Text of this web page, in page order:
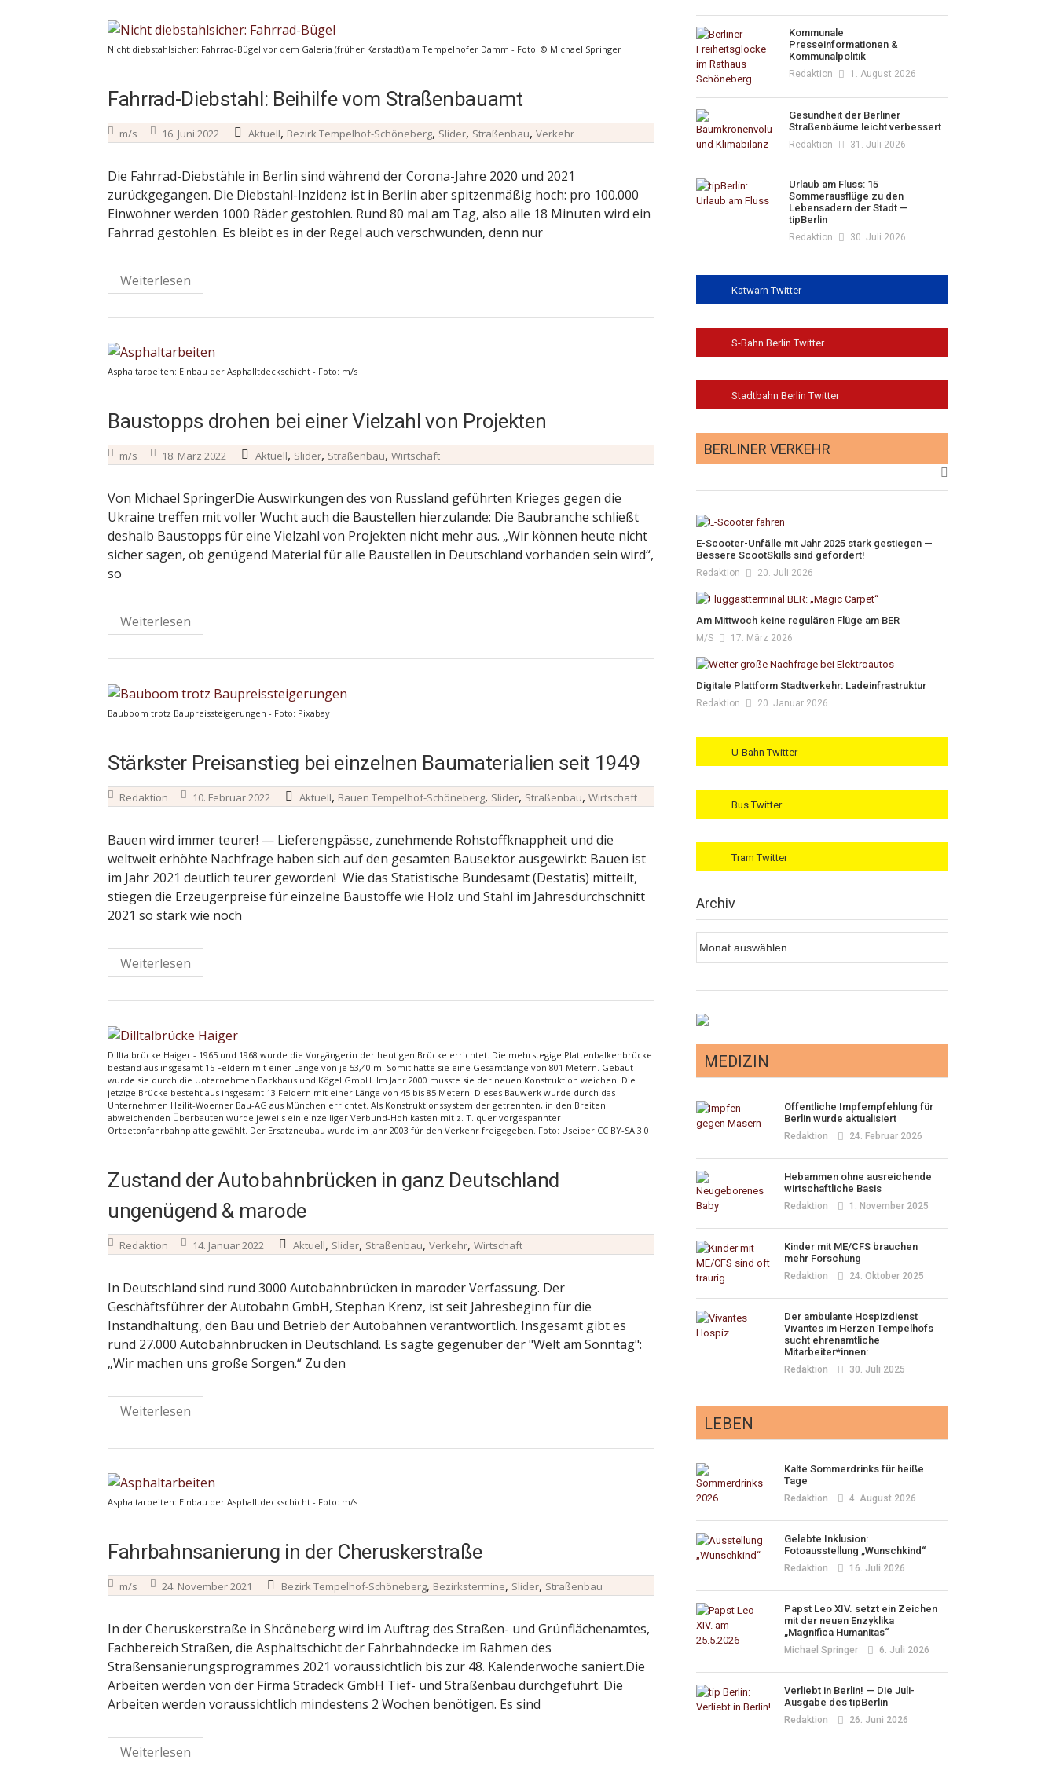
Nicht diebstahlsicher: Fahrrad-Bügel vor dem Galeria (früher Karstadt) am Tempelhofer Damm - Foto: © Michael Springer
Fahrrad-Diebstahl: Beihilfe vom Straßenbauamt
m/s 16. Juni 2022 Aktuell, Bezirk Tempelhof-Schöneberg, Slider, Straßenbau, Verkehr
Die Fahrrad-Diebstähle in Berlin sind während der Corona-Jahre 2020 und 2021
zurückgegangen. Die Diebstahl-Inzidenz ist in Berlin aber spitzenmäßig hoch: pro 100.000
Einwohner werden 1000 Räder gestohlen. Rund 80 mal am Tag, also alle 18 Minuten wird ein
Fahrrad gestohlen. Es bleibt es in der Regel auch verschwunden, denn nur
Weiterlesen
Asphaltarbeiten: Einbau der Asphalltdeckschicht - Foto: m/s
Baustopps drohen bei einer Vielzahl von Projekten
m/s 18. März 2022 Aktuell, Slider, Straßenbau, Wirtschaft
Von Michael SpringerDie Auswirkungen des von Russland geführten Krieges gegen die
Ukraine treffen mit voller Wucht auch die Baustellen hierzulande: Die Baubranche schließt
deshalb Baustopps für eine Vielzahl von Projekten nicht mehr aus. „Wir können heute nicht
sicher sagen, ob genügend Material für alle Baustellen in Deutschland vorhanden sein wird“,
so
Weiterlesen
Bauboom trotz Baupreissteigerungen - Foto: Pixabay
Stärkster Preisanstieg bei einzelnen Baumaterialien seit 1949
Redaktion 10. Februar 2022 Aktuell, Bauen Tempelhof-Schöneberg, Slider, Straßenbau, Wirtschaft
Bauen wird immer teurer! — Lieferengpässe, zunehmende Rohstoffknappheit und die
weltweit erhöhte Nachfrage haben sich auf den gesamten Bausektor ausgewirkt: Bauen ist
im Jahr 2021 deutlich teurer geworden! Wie das Statistische Bundesamt (Destatis) mitteilt,
stiegen die Erzeugerpreise für einzelne Baustoffe wie Holz und Stahl im Jahresdurchschnitt
2021 so stark wie noch
Weiterlesen
Dilltalbrücke Haiger - 1965 und 1968 wurde die Vorgängerin der heutigen Brücke errichtet. Die mehrstegige Plattenbalkenbrücke
bestand aus insgesamt 15 Feldern mit einer Länge von je 53,40 m. Somit hatte sie eine Gesamtlänge von 801 Metern. Gebaut
wurde sie durch die Unternehmen Backhaus und Kögel GmbH. Im Jahr 2000 musste sie der neuen Konstruktion weichen. Die
jetzige Brücke besteht aus insgesamt 13 Feldern mit einer Länge von 45 bis 85 Metern. Dieses Bauwerk wurde durch das
Unternehmen Heilit-Woerner Bau-AG aus München errichtet. Als Konstruktionssystem der getrennten, in den Breiten
abweichenden Überbauten wurde jeweils ein einzelliger Verbund-Hohlkasten mit z. T. quer vorgespannter
Ortbetonfahrbahnplatte gewählt. Der Ersatzneubau wurde im Jahr 2003 für den Verkehr freigegeben. Foto: Useiber CC BY-SA 3.0
Zustand der Autobahnbrücken in ganz Deutschland
ungenügend & marode
Redaktion 14. Januar 2022 Aktuell, Slider, Straßenbau, Verkehr, Wirtschaft
In Deutschland sind rund 3000 Autobahnbrücken in maroder Verfassung. Der
Geschäftsführer der Autobahn GmbH, Stephan Krenz, ist seit Jahresbeginn für die
Instandhaltung, den Bau und Betrieb der Autobahnen verantwortlich. Insgesamt gibt es
rund 27.000 Autobahnbrücken in Deutschland. Es sagte gegenüber der "Welt am Sonntag":
„Wir machen uns große Sorgen.“ Zu den
Weiterlesen
Asphaltarbeiten: Einbau der Asphalltdeckschicht - Foto: m/s
Fahrbahnsanierung in der Cheruskerstraße
m/s 24. November 2021 Bezirk Tempelhof-Schöneberg, Bezirkstermine, Slider, Straßenbau
In der Cheruskerstraße in Shcöneberg wird im Auftrag des Straßen- und Grünflächenamtes,
Fachbereich Straßen, die Asphaltschicht der Fahrbahndecke im Rahmen des
Straßensanierungsprogrammes 2021 voraussichtlich bis zur 48. Kalenderwoche saniert.Die
Arbeiten werden von der Firma Stradeck GmbH Tief- und Straßenbau durchgeführt. Die
Arbeiten werden voraussichtlich mindestens 2 Wochen benötigen. Es sind
Weiterlesen
Kommunale
Presseinformationen &
Kommunalpolitik
Redaktion 1. August 2026
Gesundheit der Berliner
Straßenbäume leicht verbessert
Redaktion 31. Juli 2026
Urlaub am Fluss: 15
Sommerausflüge zu den
Lebensadern der Stadt —
tipBerlin
Redaktion 30. Juli 2026
Katwarn Twitter
S-Bahn Berlin Twitter
Stadtbahn Berlin Twitter
BERLINER VERKEHR
E-Scooter-Unfälle mit Jahr 2025 stark gestiegen —
Bessere ScootSkills sind gefordert!
Redaktion 20. Juli 2026
Am Mittwoch keine regulären Flüge am BER
M/s 17. März 2026
Digitale Plattform Stadtverkehr: Ladeinfrastruktur
Redaktion 20. Januar 2026
U-Bahn Twitter
Bus Twitter
Tram Twitter
Archiv
MEDIZIN
Öffentliche Impfempfehlung für
Berlin wurde aktualisiert
Redaktion 24. Februar 2026
Hebammen ohne ausreichende
wirtschaftliche Basis
Redaktion 1. November 2025
Kinder mit ME/CFS brauchen
mehr Forschung
Redaktion 24. Oktober 2025
Der ambulante Hospizdienst
Vivantes im Herzen Tempelhofs
sucht ehrenamtliche
Mitarbeiter*innen:
Redaktion 30. Juli 2025
LEBEN
Kalte Sommerdrinks für heiße
Tage
Redaktion 4. August 2026
Gelebte Inklusion:
Fotoausstellung „Wunschkind“
Redaktion 16. Juli 2026
Papst Leo XIV. setzt ein Zeichen
mit der neuen Enzyklika
„Magnifica Humanitas“
Michael Springer 6. Juli 2026
Verliebt in Berlin! — Die Juli-
Ausgabe des tipBerlin
Redaktion 26. Juni 2026